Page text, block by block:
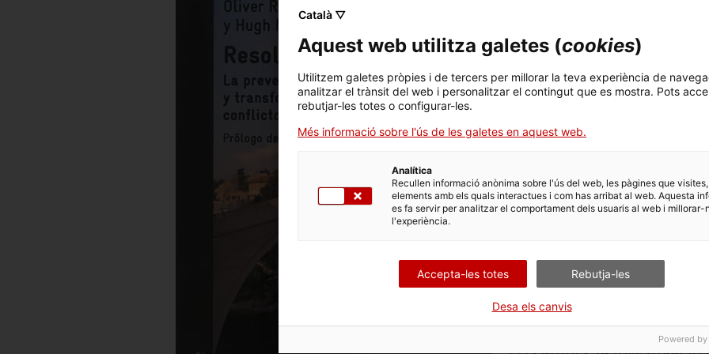
Resolución de conflictos: la
transformación de conflictos
La resolució i
prevenció de conductes
construcció de la pau són
mandats i en els objectius
d’organitzacions i
últimes dècades. A més, a
particular després de l’11-
temes, com ara la lluita
estat objectes de debat
Català ▽
Aquest web utilitza galetes (cookies)
Utilitzem galetes pròpies i de tercers per millorar la teva experiència de
analitzar el trànsit del web i personalitzar el contingut que es mostra. Pots
rebutjar-les totes o configurar-les.
Més informació sobre l'ús de les galetes en aquest web.
Analítica
Recullen informació anònima sobre l'ús del web, les pàgines que
elements amb els quals interactues i com has arribat al web. Aquesta
es fa servir per analitzar el comportament dels usuaris al web i millorar-
l'experiència.
Accepta-les totes Rebutja-les
Desa els canvis
Powered by